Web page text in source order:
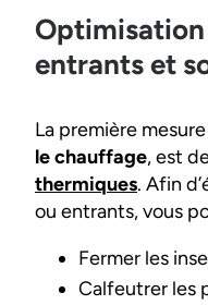
entrants et
La première
le chauffage, est
thermiques. Afin
ou entrants, vous
Fermer les
Calfeutrer les